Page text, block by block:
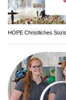
HOPE Christliches